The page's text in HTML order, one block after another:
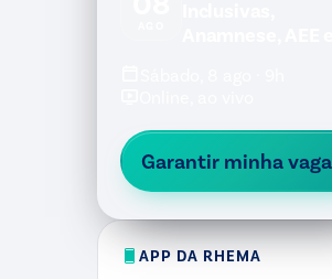
Garantir minha vaga
APP DA RHEMA